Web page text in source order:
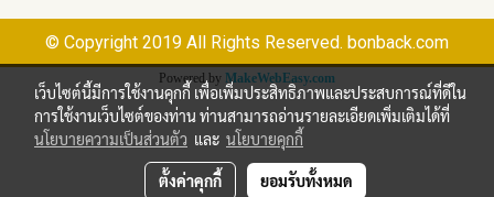
© Copyright 2019 All Rights Reserved. bonback.com
Powered by MakeWebEasy.com
เว็บไซต์นี้มีการใช้งานคุกกี้ เพื่อเพิ่มประสิทธิภาพและประสบการณ์ที่ดีใน
การใช้งานเว็บไซต์ของท่าน ท่านสามารถอ่านรายละเอียดเพิ่มเติมได้ที่
นโยบายความเป็นส่วนตัว และ นโยบายคุกกี้
ตั้งค่าคุกกี้ ยอมรับทั้งหมด